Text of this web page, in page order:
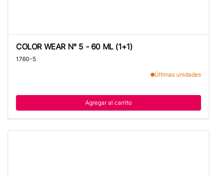
COLOR WEAR N° 5 - 60 ML (1+1)
1760-5
Últimas unidades
Agregar al carrito